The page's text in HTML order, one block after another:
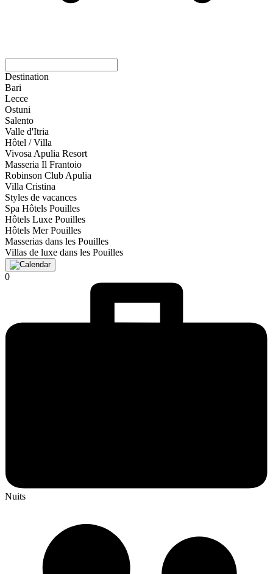
Destination
Bari
Lecce
Ostuni
Salento
Valle d'Itria
Hôtel / Villa
Vivosa Apulia Resort
Masseria Il Frantoio
Robinson Club Apulia
Villa Cristina
Styles de vacances
Spa Hôtels Pouilles
Hôtels Luxe Pouilles
Hôtels Mer Pouilles
Masserias dans les Pouilles
Villas de luxe dans les Pouilles
0
Nuits